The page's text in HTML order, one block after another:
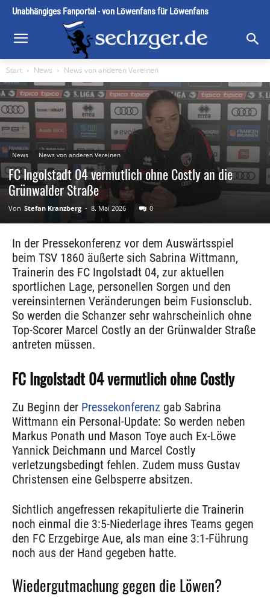
Unabhängiges Fanportal - von Löwenfans für Löwenfans
Start News News von anderen Vereinen
News News von anderen Vereinen
FC Ingolstadt 04 vermutlich ohne Costly an die
Grünwalder Straße
Von Stefan Kranzberg - 8. Mai 2026 0
In der Pressekonferenz vor dem Auswärtsspiel
beim TSV 1860 äußerte sich Sabrina Wittmann,
Trainerin des FC Ingolstadt 04, zur aktuellen
sportlichen Lage, personellen Sorgen und den
vereinsinternen Veränderungen beim Fusionsclub.
So werden die Schanzer sehr wahrscheinlich ohne
Top-Scorer Marcel Costly an der Grünwalder Straße
antreten müssen.
FC Ingolstadt 04 vermutlich ohne Costly
Zu Beginn der Pressekonferenz gab Sabrina
Wittmann ein Personal-Update: So werden neben
Markus Ponath und Mason Toye auch Ex-Löwe
Yannick Deichmann und Marcel Costly
verletzungsbedingt fehlen. Zudem muss Gustav
Christensen eine Gelbsperre absitzen.
Sichtlich angefressen rekapitulierte die Trainerin
noch einmal die 3:5-Niederlage ihres Teams gegen
den FC Erzgebirge Aue, als man eine 3:1-Führung
noch aus der Hand gegeben hatte.
Wiedergutmachung gegen die Löwen?